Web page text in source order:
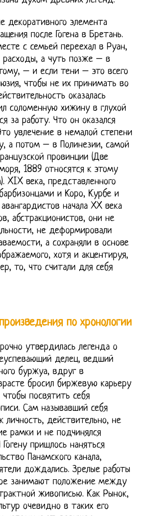
декоративного элемента
после Гогена в Бретань.
с семьей переехал в Руан,
расходы, а чуть позже – в
– и если тени – это всего
чтобы не их принимать во
оказалась
соломенную хижину в глухой
за работу. Что он оказался
увлечение в немалой степени
а потом – в Полинезии, самой
провинции (Две
1889 относятся к этому
XIX века, представленного
и Коро, Курбе и
начала XX века
абстракционистов, они не
не деформировали
а сохраняли в основе
хотя и акцентируя,
то, что считали для себя
по хронологии
утвердилась легенда о
делец, ведший
буржуа, вдруг в
бросил биржевую карьеру
посвятить себя
Сам называвший себя
личность, действительно, не
рамки и не подчинялся
пришлось наняться
Панамского канала,
дождались. Зрелые работы
занимают положение между
живописью. Как Рынок,
очевидно в таких его